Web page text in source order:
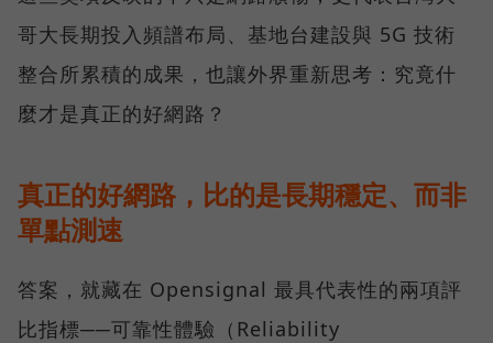
哥大長期投入頻譜布局、基地台建設與 5G 技術
整合所累積的成果，也讓外界重新思考：究竟什
麼才是真正的好網路？
真正的好網路，比的是長期穩定、而非
單點測速
答案，就藏在 Opensignal 最具代表性的兩項評
比指標──可靠性體驗（Reliability